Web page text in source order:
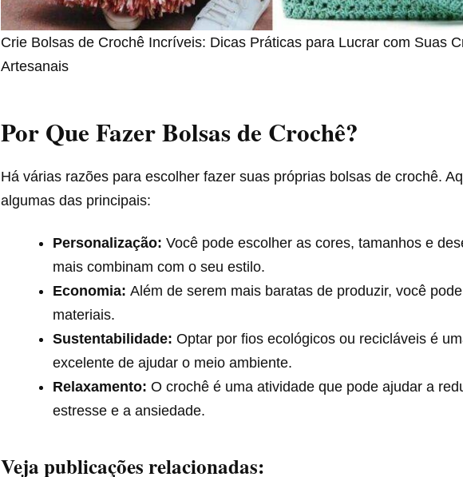
Crie Bolsas de Crochê Incríveis: Dicas Práticas para Lucrar com Suas
Artesanais
Por Que Fazer Bolsas de Crochê?
Há várias razões para escolher fazer suas próprias bolsas de crochê.
algumas das principais:
Personalização: Você pode escolher as cores, tamanhos e
mais combinam com o seu estilo.
Economia: Além de serem mais baratas de produzir, você
materiais.
Sustentabilidade: Optar por fios ecológicos ou recicláveis é
excelente de ajudar o meio ambiente.
Relaxamento: O crochê é uma atividade que pode ajudar a
estresse e a ansiedade.
Veja publicações relacionadas: